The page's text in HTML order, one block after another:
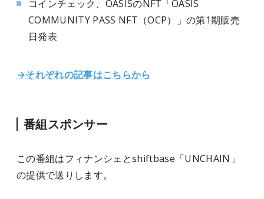
コインチェック、OASISのNFT「OASIS
COMMUNITY PASS NFT（OCP）」の第1期販売
日発表
→それぞれの記事はこちらから
番組スポンサー
この番組はフィナンシェとshiftbase「UNCHAIN」
の提供で送りします。